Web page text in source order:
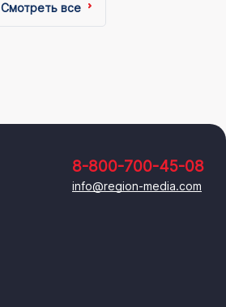
Смотреть все
8-800-700-45-08
info@region-media.com